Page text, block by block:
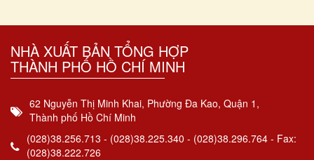
NHÀ XUẤT BẢN TỔNG HỢP
THÀNH PHỐ HỒ CHÍ MINH
62 Nguyễn Thị Minh Khai, Phường Đa Kao, Quận 1,
Thành phố Hồ Chí Minh
(028)38.256.713 - (028)38.225.340 - (028)38.296.764 - Fax:
(028)38.222.726